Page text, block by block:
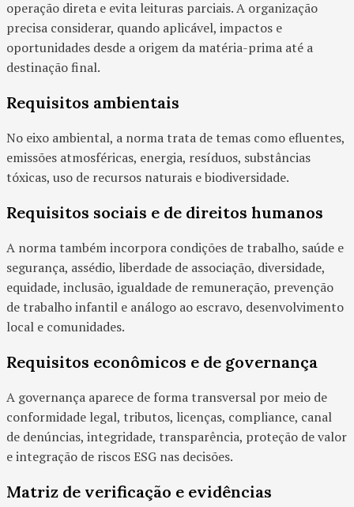
operação direta e evita leituras parciais. A organização
precisa considerar, quando aplicável, impactos e
oportunidades desde a origem da matéria-prima até a
destinação final.
Requisitos ambientais
No eixo ambiental, a norma trata de temas como efluentes,
emissões atmosféricas, energia, resíduos, substâncias
tóxicas, uso de recursos naturais e biodiversidade.
Requisitos sociais e de direitos humanos
A norma também incorpora condições de trabalho, saúde e
segurança, assédio, liberdade de associação, diversidade,
equidade, inclusão, igualdade de remuneração, prevenção
de trabalho infantil e análogo ao escravo, desenvolvimento
local e comunidades.
Requisitos econômicos e de governança
A governança aparece de forma transversal por meio de
conformidade legal, tributos, licenças, compliance, canal
de denúncias, integridade, transparência, proteção de valor
e integração de riscos ESG nas decisões.
Matriz de verificação e evidências